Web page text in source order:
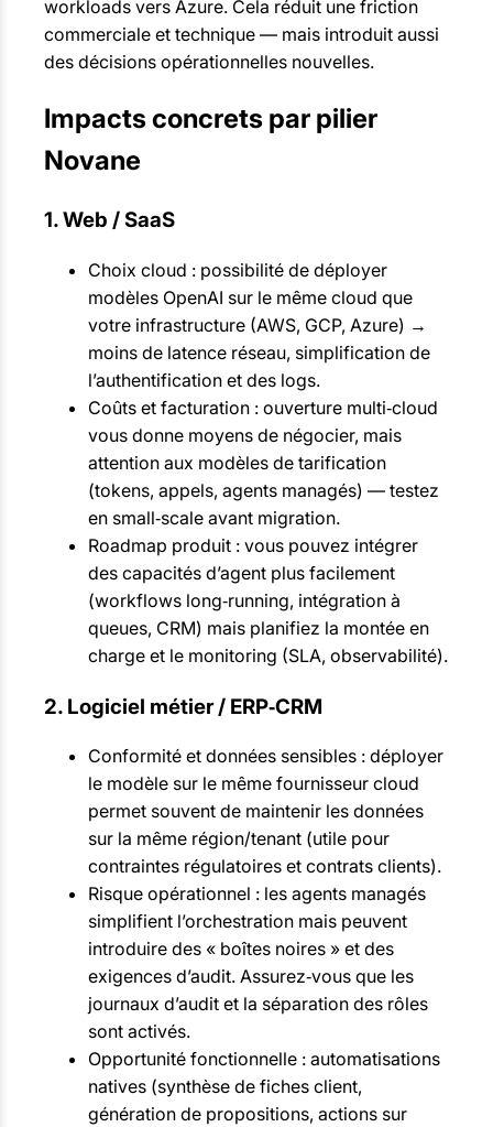
workloads vers Azure. Cela réduit une friction
commerciale et technique — mais introduit aussi
des décisions opérationnelles nouvelles.
Impacts concrets par pilier
Novane
1. Web / SaaS
Choix cloud : possibilité de déployer
modèles OpenAI sur le même cloud que
votre infrastructure (AWS, GCP, Azure) →
moins de latence réseau, simplification de
l’authentification et des logs.
Coûts et facturation : ouverture multi‑cloud
vous donne moyens de négocier, mais
attention aux modèles de tarification
(tokens, appels, agents managés) — testez
en small‑scale avant migration.
Roadmap produit : vous pouvez intégrer
des capacités d’agent plus facilement
(workflows long‑running, intégration à
queues, CRM) mais planifiez la montée en
charge et le monitoring (SLA, observabilité).
2. Logiciel métier / ERP‑CRM
Conformité et données sensibles : déployer
le modèle sur le même fournisseur cloud
permet souvent de maintenir les données
sur la même région/tenant (utile pour
contraintes régulatoires et contrats clients).
Risque opérationnel : les agents managés
simplifient l’orchestration mais peuvent
introduire des « boîtes noires » et des
exigences d’audit. Assurez‑vous que les
journaux d’audit et la séparation des rôles
sont activés.
Opportunité fonctionnelle : automatisations
natives (synthèse de fiches client,
génération de propositions, actions sur